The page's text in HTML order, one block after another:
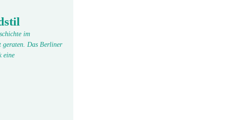
im
geraten. Das Berliner
eine